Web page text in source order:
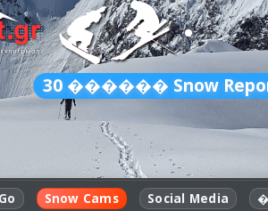
30������ Snow
Snow Cams Social Media